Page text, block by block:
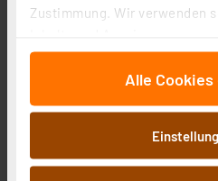
Zustimmung. Wir verwenden
für soziale Medien anbieten
auf unsere Website zu
an unsere Partner für soziale
Analysen weiter. Unsere
Informationen
Alle
Produktdatenblatt